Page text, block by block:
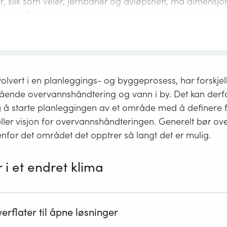
IVF-verdier:
å forekomme med en viss hyppighet/frekvens (F)
nedbør?
nedbør (IVF-verdier) er nedbørverdier som benyttes i
av ulik type infrastruktur.
handtering av overvatn i arealplanar (.pdf)
nr. 4/2022
i en planleggings- og byggeprosess, har
overvannshåndtering og vann i by. Det kan
å starte planleggingen av et område med å definere
visjon for overvannshåndteringen. Generelt bør
det området det opptrer så langt det er mulig.
i et endret klima
til åpne løsninger